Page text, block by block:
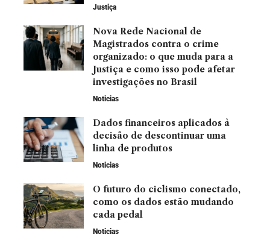
Justiça
Nova Rede Nacional de
Magistrados contra o crime
organizado: o que muda para a
Justiça e como isso pode afetar
investigações no Brasil
Noticias
Dados financeiros aplicados à
decisão de descontinuar uma
linha de produtos
Noticias
O futuro do ciclismo conectado,
como os dados estão mudando
cada pedal
Noticias